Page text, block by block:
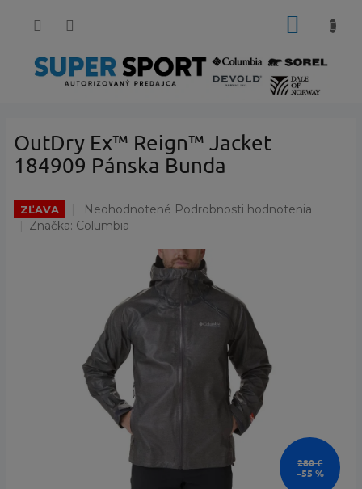
OutDry Ex™ Reign™ Jacket
184909 Pánska Bunda
ZĽAVA
Priemerné
hodnotenie
hviezdičiek.
Neohodnotené Podrobnosti hodnotenia
Značka: Columbia
280 €
–55 %